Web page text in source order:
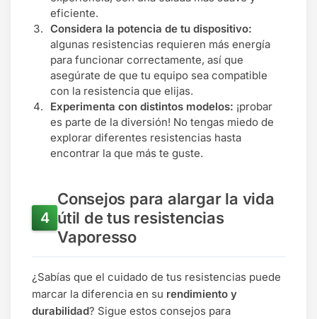
eficiente.
Considera la potencia de tu dispositivo:
algunas resistencias requieren más energía
para funcionar correctamente, así que
asegúrate de que tu equipo sea compatible
con la resistencia que elijas.
Experimenta con distintos modelos: ¡probar
es parte de la diversión! No tengas miedo de
explorar diferentes resistencias hasta
encontrar la que más te guste.
Consejos para alargar la vida
útil de tus resistencias
Vaporesso
¿Sabías que el cuidado de tus resistencias puede
marcar la diferencia en su rendimiento y
durabilidad? Sigue estos consejos para